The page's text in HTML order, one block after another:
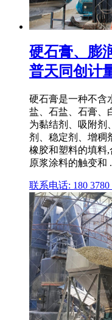
硬石膏、膨
普天同创计
硬石膏是一种不含
盐、石盐、石膏、
为黏结剂、吸附剂
剂、稳定剂、增稠
橡胶和塑料的填料
原浆涂料的触变和
联系电话: 180 3780